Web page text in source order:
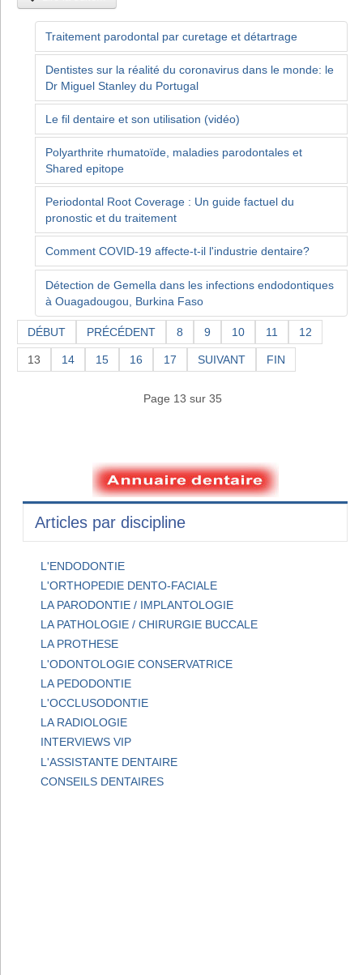
Traitement parodontal par curetage et détartrage
Dentistes sur la réalité du coronavirus dans le monde: le
Dr Miguel Stanley du Portugal
Le fil dentaire et son utilisation (vidéo)
Polyarthrite rhumatoïde, maladies parodontales et
Shared epitope
Periodontal Root Coverage : Un guide factuel du
pronostic et du traitement
Comment COVID-19 affecte-t-il l'industrie dentaire?
Détection de Gemella dans les infections endodontiques
à Ouagadougou, Burkina Faso
DÉBUT PRÉCÉDENT 8 9 10 11 12
13 14 15 16 17 SUIVANT FIN
Page 13 sur 35
Articles par discipline
L'ENDODONTIE
L'ORTHOPEDIE DENTO-FACIALE
LA PARODONTIE / IMPLANTOLOGIE
LA PATHOLOGIE / CHIRURGIE BUCCALE
LA PROTHESE
L'ODONTOLOGIE CONSERVATRICE
LA PEDODONTIE
L'OCCLUSODONTIE
LA RADIOLOGIE
INTERVIEWS VIP
L'ASSISTANTE DENTAIRE
CONSEILS DENTAIRES